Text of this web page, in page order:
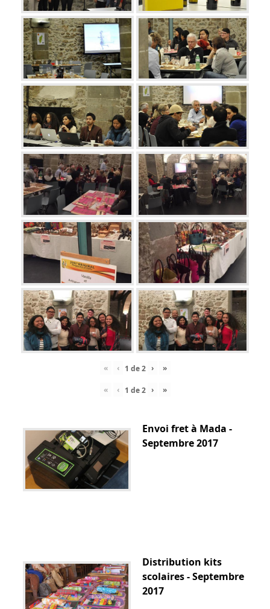
« ‹ 1 de2 › »
« ‹ 1 de2 › »
Envoi fret à Mada -
Septembre 2017
Distribution kits
scolaires - Septembre
2017